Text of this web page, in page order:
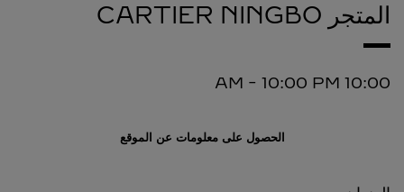
المتجر CARTIER NINGBO
10:00 AM
- 10:00 PM
الحصول على معلومات عن الموقع